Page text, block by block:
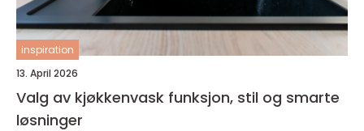
inspiration
13. April 2026
Valg av kjøkkenvask funksjon, stil og smarte
løsninger